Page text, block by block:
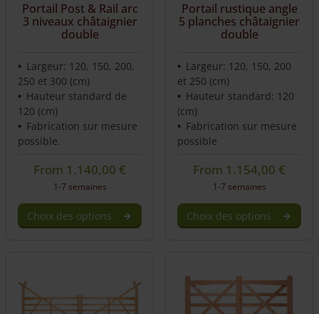
Portail Post & Rail arc
3 niveaux châtaignier
double
Largeur: 120, 150, 200,
250 et 300 (cm)
Hauteur standard de
120 (cm)
Fabrication sur mesure
possible.
From 1.140,00 €
1-7 semaines
Choix des options
Portail rustique angle
5 planches châtaignier
double
Largeur: 120, 150, 200
et 250 (cm)
Hauteur standard: 120
(cm)
Fabrication sur mesure
possible
From 1.154,00 €
1-7 semaines
Choix des options